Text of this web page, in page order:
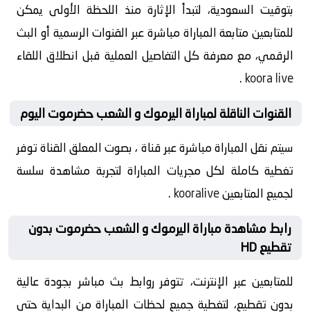
بتوقيت السعودية، لتبدأ الإثارة منذ اللحظة الأولى يمكن
للمتابعين متابعة المباراة مباشرة عبر القنوات الرسمية أو البث
الرقمي، مع معرفة كل التفاصيل العملية قبل انطلاق اللقاء
koora live
.
القنوات الناقلة لمباراة اليرموك و الشعب حضرموت اليوم
سيتم نقل المباراة مباشرة عبر قناة ، بصوت المعلق القناة توفر
تغطية كاملة لكل مجريات المباراة لتجربة مشاهدة سلسة
لجميع المتابعينkooralive
.
رابط مشاهدة مباراة اليرموك و الشعب حضرموت بدون
تقطيع HD
للمتابعين عبر الإنترنت، تتوفر روابط بث مباشر بجودة عالية
بدون تقطيع، لتغطية جميع لحظات المباراة من البداية حتى